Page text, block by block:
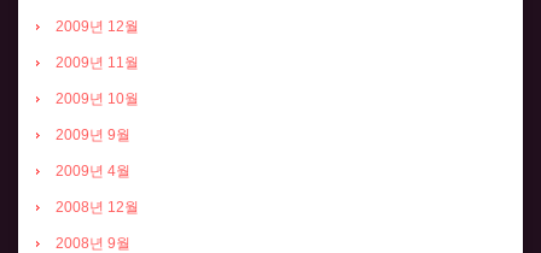
2009년 12월
2009년 11월
2009년 10월
2009년 9월
2009년 4월
2008년 12월
2008년 9월